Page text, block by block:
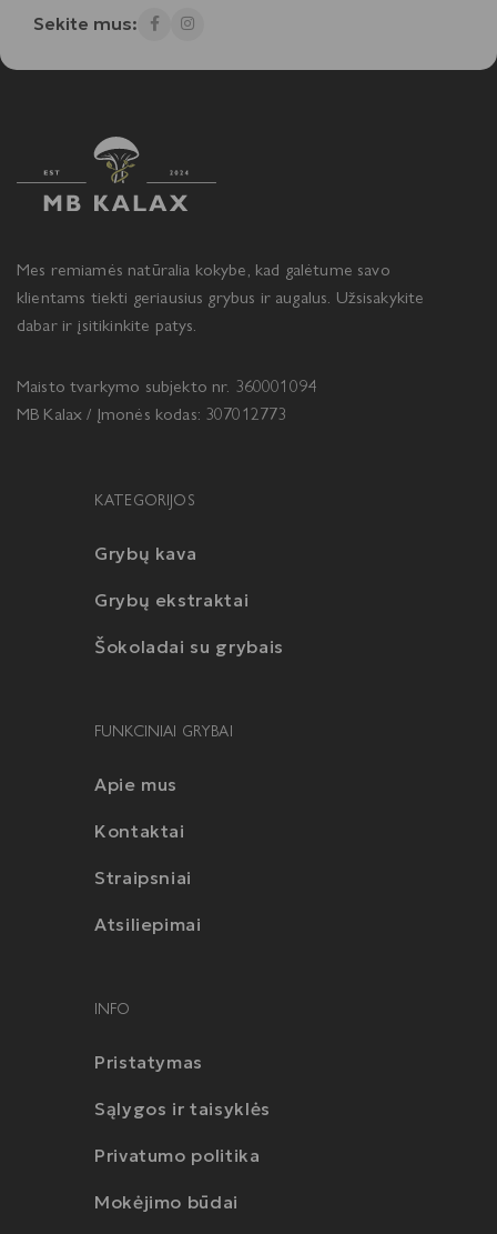
Sekite mus:
Mes remiamės natūralia kokybe, kad galėtume savo
klientams tiekti geriausius grybus ir augalus. Užsisakykite
dabar ir įsitikinkite patys.
Maisto tvarkymo subjekto nr. 360001094
MB Kalax / Įmonės kodas: 307012773
KATEGORIJOS
Grybų kava
Grybų ekstraktai
Šokoladai su grybais
FUNKCINIAI GRYBAI
Apie mus
Kontaktai
Straipsniai
Atsiliepimai
INFO
Pristatymas
Sąlygos ir taisyklės
Privatumo politika
Mokėjimo būdai